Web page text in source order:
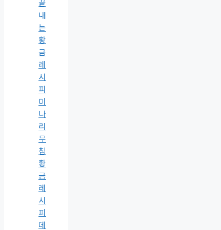
끝
내
는
황
금
레
시
피
미
나
리
무
침
황
금
레
시
피
데